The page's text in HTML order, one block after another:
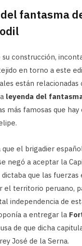
fantasma
su construcción,
en torno a este
están relacionadas
leyenda del
más famosas que
el brigadier
negó a aceptar la
que las fuerzas
el territorio peruano,
independencia de
a entregar la
de que dicha
José de la Serna.